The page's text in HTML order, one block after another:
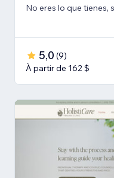
No eres lo que tienes,
5,0 (9)
À partir de 162 $